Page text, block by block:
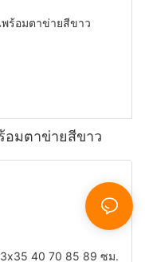
มตาข่ายสีขาว